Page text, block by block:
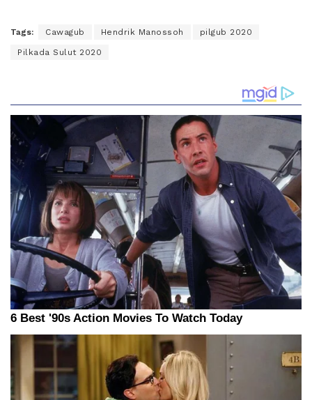
Tags: Cawagub Hendrik Manossoh pilgub 2020
Pilkada Sulut 2020